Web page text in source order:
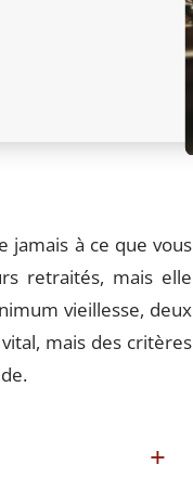
à ce que vous
retraités, mais elle
vieillesse, deux
mais des critères